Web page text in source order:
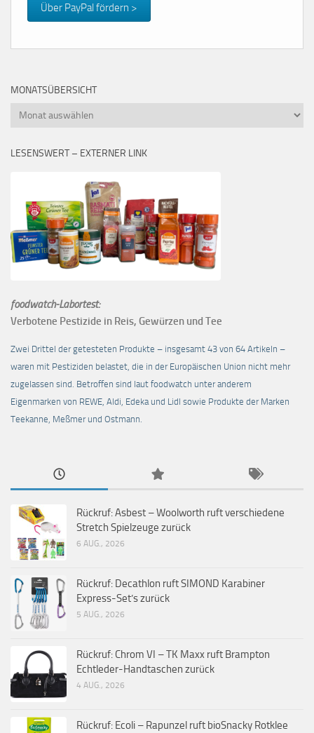
Über PayPal fördern >
MONATSÜBERSICHT
Monatsübersicht
LESENSWERT – EXTERNER LINK
foodwatch-Labortest:
Verbotene Pestizide in Reis, Gewürzen und Tee
Zwei Drittel der getesteten Produkte – insgesamt 43 von 64 Artikeln –
waren mit Pestiziden belastet, die in der Europäischen Union nicht mehr
zugelassen sind. Betroffen sind laut foodwatch unter anderem
Eigenmarken von REWE, Aldi, Edeka und Lidl sowie Produkte der Marken
Teekanne, Meßmer und Ostmann.
Rückruf: Asbest – Woolworth ruft verschiedene
Stretch Spielzeuge zurück
6 AUG., 2026
Rückruf: Decathlon ruft SIMOND Karabiner
Express-Set’s zurück
5 AUG., 2026
Rückruf: Chrom VI – TK Maxx ruft Brampton
Echtleder-Handtaschen zurück
4 AUG., 2026
Rückruf: Ecoli – Rapunzel ruft bioSnacky Rotklee